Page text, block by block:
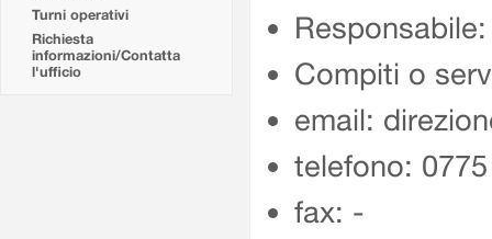
Turni operativi
Richiesta
informazioni/Contatta
l'ufficio
Compiti o
email:
telefono:
fax: -